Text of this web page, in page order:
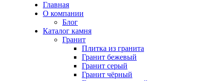
Главная
О компании
Блог
Каталог камня
Гранит
Плитка из гранита
Гранит бежевый
Гранит серый
Гранит чёрный